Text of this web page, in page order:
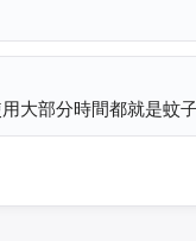
大部分時間都就是蚊